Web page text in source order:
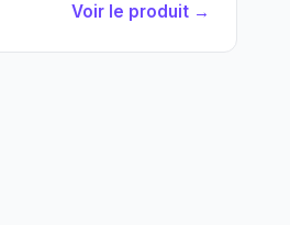
Voir le produit →